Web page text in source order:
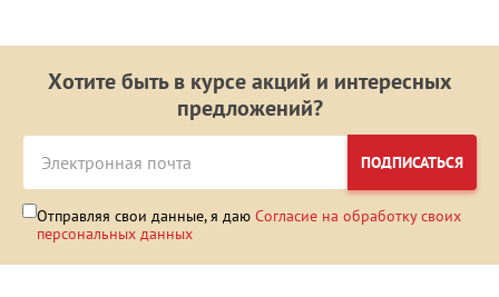
Хотите быть в курсе акций и интересных
предложений?
ПОДПИСАТЬСЯ
Отправляя свои данные, я даю Согласие на обработку своих
персональных данных